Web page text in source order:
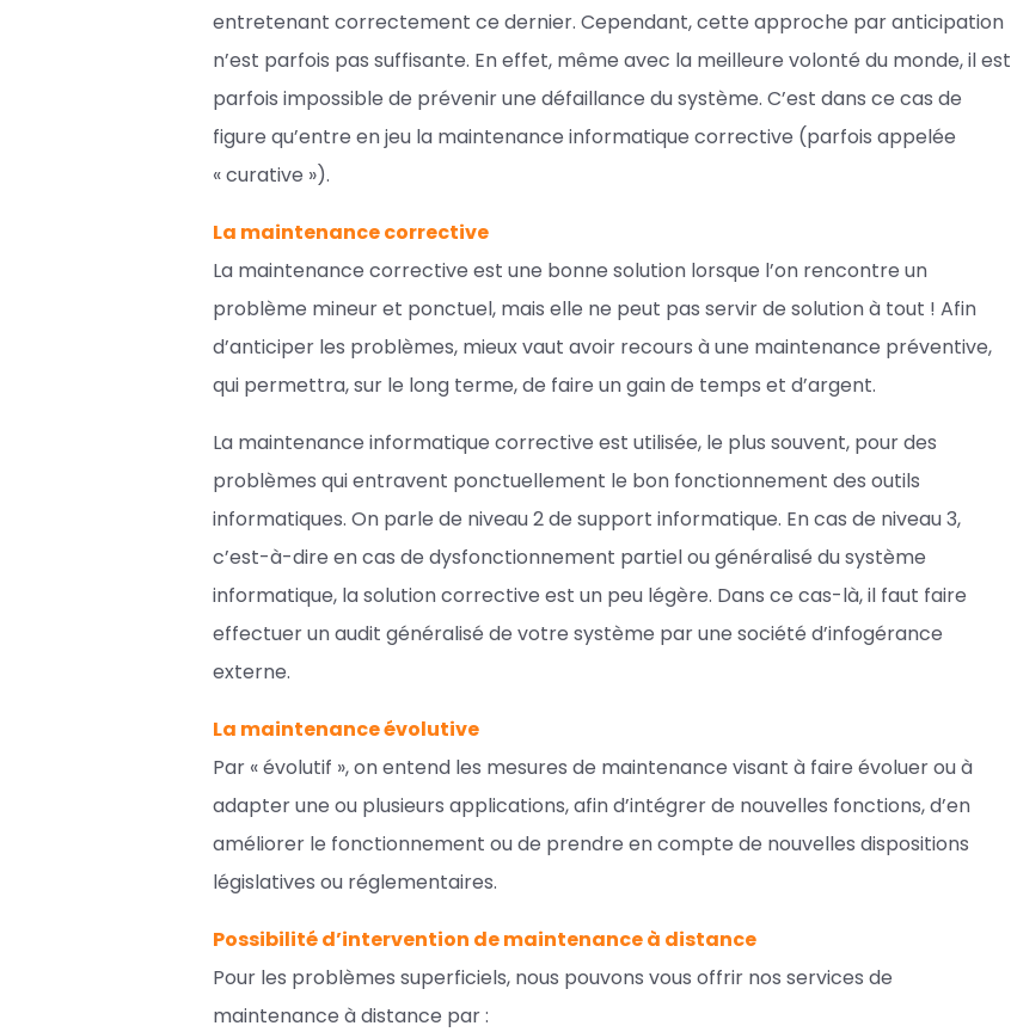
entretenant correctement ce dernier. Cependant, cette approche par anticipation
n’est parfois pas suffisante. En effet, même avec la meilleure volonté du monde, il est
parfois impossible de prévenir une défaillance du système. C’est dans ce cas de
figure qu’entre en jeu la maintenance informatique corrective (parfois appelée
« curative »).
La maintenance corrective
La maintenance corrective est une bonne solution lorsque l’on rencontre un
problème mineur et ponctuel, mais elle ne peut pas servir de solution à tout ! Afin
d’anticiper les problèmes, mieux vaut avoir recours à une maintenance préventive,
qui permettra, sur le long terme, de faire un gain de temps et d’argent.
La maintenance informatique corrective est utilisée, le plus souvent, pour des
problèmes qui entravent ponctuellement le bon fonctionnement des outils
informatiques. On parle de niveau 2 de support informatique. En cas de niveau 3,
c’est-à-dire en cas de dysfonctionnement partiel ou généralisé du système
informatique, la solution corrective est un peu légère. Dans ce cas-là, il faut faire
effectuer un audit généralisé de votre système par une société d’infogérance
externe.
La maintenance évolutive
Par « évolutif », on entend les mesures de maintenance visant à faire évoluer ou à
adapter une ou plusieurs applications, afin d’intégrer de nouvelles fonctions, d’en
améliorer le fonctionnement ou de prendre en compte de nouvelles dispositions
législatives ou réglementaires.
Possibilité d’intervention de maintenance à distance
Pour les problèmes superficiels, nous pouvons vous offrir nos services de
maintenance à distance par :